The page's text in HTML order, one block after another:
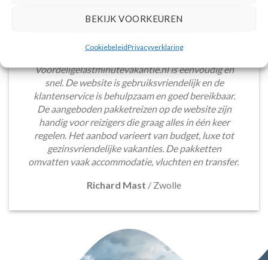
BEKIJK VOORKEUREN
CookiebeleidPrivacyverklaring
Voordeligelastminutevakantie.nl is eenvoudig en
snel. De website is gebruiksvriendelijk en de
klantenservice is behulpzaam en goed bereikbaar.
De aangeboden pakketreizen op de website zijn
handig voor reizigers die graag alles in één keer
regelen. Het aanbod varieert van budget, luxe tot
gezinsvriendelijke vakanties. De pakketten
omvatten vaak accommodatie, vluchten en transfer.
Richard Mast / Zwolle